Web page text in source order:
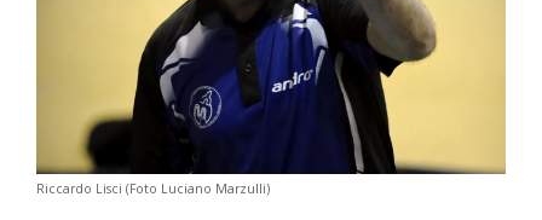
Riccardo Lisci (Foto Luciano Marzulli)